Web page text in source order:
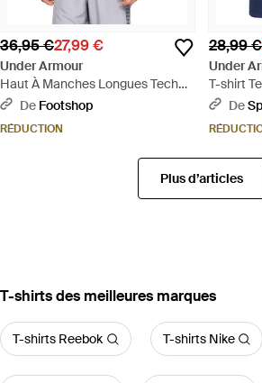
36,95 €27,99 €
Under Armour
Haut À Manches Longues Tech
Pour Homme Graphite - Noir
De Footshop
RÉDUCTION
28,99 €
Under
T-shirt
De
Plus d’articles
‪T-shirts‬ des meilleures marques
T-shirts Reebok T-shirts Nike